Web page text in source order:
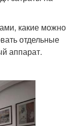
какие можно
отдельные
аппарат.